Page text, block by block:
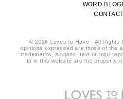
WORD
CONTACT
© 2026 Loves to Have - All Rights
opinions expressed are those of the
trademarks, slogans, text or logo
to in this website are the property